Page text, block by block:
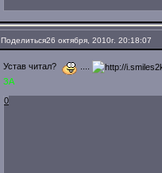
Поделиться26 октября, 2010г. 20:18:07
Устав читал?
ЗА
0